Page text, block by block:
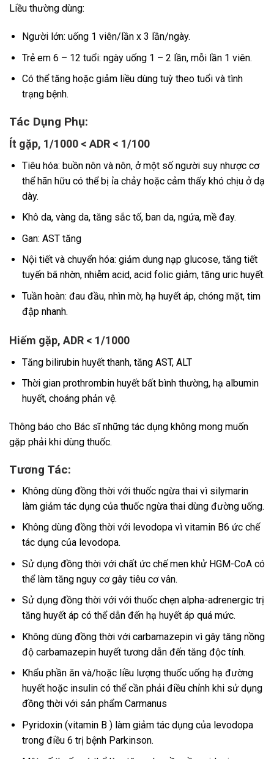
Liều thường dùng:
Người lớn: uống 1 viên/lần x 3 lần/ngày.
Trẻ em 6 – 12 tuổi: ngày uống 1 – 2 lần, mỗi lần 1 viên.
Có thể tăng hoặc giảm liều dùng tuỳ theo tuổi và tình
trạng bệnh.
Tác Dụng Phụ:
Ít gặp, 1/1000 < ADR < 1/100
Tiêu hóa: buồn nôn và nôn, ở một số người suy nhược cơ
thể hãn hữu có thể bị ỉa chảy hoặc cảm thấy khó chịu ở dạ
dày.
Khô da, vàng da, tăng sắc tố, ban da, ngứa, mề đay.
Gan: AST tăng
Nội tiết và chuyển hóa: giảm dung nạp glucose, tăng tiết
tuyến bã nhờn, nhiễm acid, acid folic giảm, tăng uric huyết.
Tuần hoàn: đau đầu, nhìn mờ, hạ huyết áp, chóng mặt, tim
đập nhanh.
Hiếm gặp, ADR < 1/1000
Tăng bilirubin huyết thanh, tăng AST, ALT
Thời gian prothrombin huyết bất bình thường, hạ albumin
huyết, choáng phản vệ.
Thông báo cho Bác sĩ những tác dụng không mong muốn
gặp phải khi dùng thuốc.
Tương Tác:
Không dùng đồng thời với thuốc ngừa thai vì silymarin
làm giảm tác dụng của thuốc ngừa thai dùng đường uống.
Không dùng đồng thời với levodopa vì vitamin B6 ức chế
tác dụng của levodopa.
Sử dụng đồng thời với chất ức chế men khử HGM-CoA có
thể làm tăng nguy cơ gây tiêu cơ vân.
Sử dụng đồng thời với với thuốc chẹn alpha-adrenergic trị
tăng huyết áp có thể dẫn đến hạ huyết áp quá mức.
Không dùng đồng thời với carbamazepin vì gây tăng nồng
độ carbamazepin huyết tương dẫn đến tăng độc tính.
Khẩu phần ăn và/hoặc liều lượng thuốc uống hạ đường
huyết hoặc insulin có thể cần phải điều chỉnh khi sử dụng
đồng thời với sản phẩm Carmanus
Pyridoxin (vitamin B ) làm giảm tác dụng của levodopa
trong điều 6 trị bệnh Parkinson.